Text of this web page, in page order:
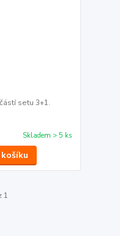
setu 3+1.
Skladem > 5 ks
1